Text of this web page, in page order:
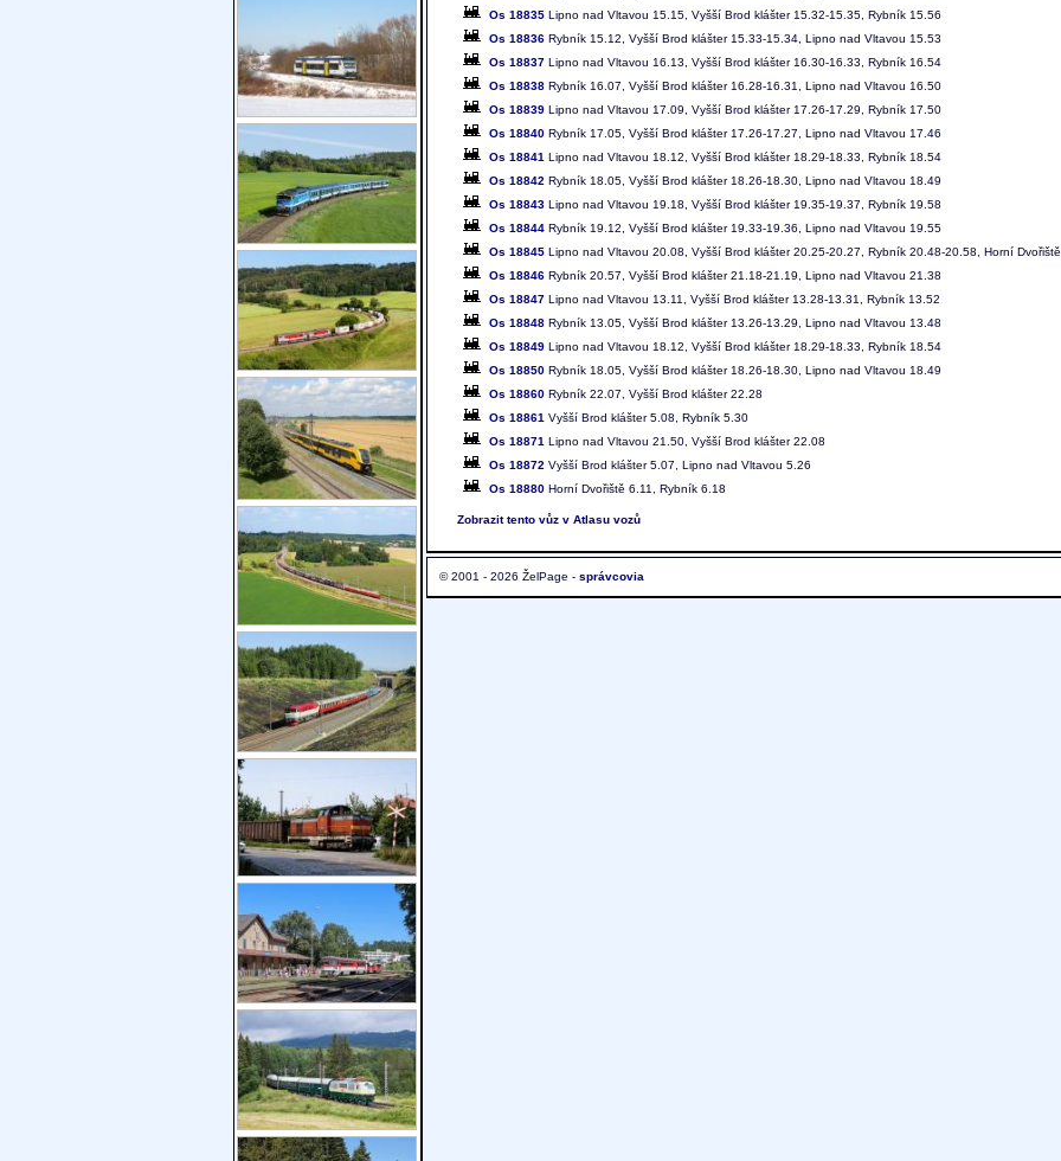
Os 18835 Lipno nad Vltavou 15.15, Vyšší Brod klášter 15.32-15.35, Rybník 15.56
Os 18836 Rybník 15.12, Vyšší Brod klášter 15.33-15.34, Lipno nad Vltavou 15.53
Os 18837 Lipno nad Vltavou 16.13, Vyšší Brod klášter 16.30-16.33, Rybník 16.54
Os 18838 Rybník 16.07, Vyšší Brod klášter 16.28-16.31, Lipno nad Vltavou 16.50
Os 18839 Lipno nad Vltavou 17.09, Vyšší Brod klášter 17.26-17.29, Rybník 17.50
Os 18840 Rybník 17.05, Vyšší Brod klášter 17.26-17.27, Lipno nad Vltavou 17.46
Os 18841 Lipno nad Vltavou 18.12, Vyšší Brod klášter 18.29-18.33, Rybník 18.54
Os 18842 Rybník 18.05, Vyšší Brod klášter 18.26-18.30, Lipno nad Vltavou 18.49
Os 18843 Lipno nad Vltavou 19.18, Vyšší Brod klášter 19.35-19.37, Rybník 19.58
Os 18844 Rybník 19.12, Vyšší Brod klášter 19.33-19.36, Lipno nad Vltavou 19.55
Os 18845 Lipno nad Vltavou 20.08, Vyšší Brod klášter 20.25-20.27, Rybník 20.48-20.58, Horní
Os 18846 Rybník 20.57, Vyšší Brod klášter 21.18-21.19, Lipno nad Vltavou 21.38
Os 18847 Lipno nad Vltavou 13.11, Vyšší Brod klášter 13.28-13.31, Rybník 13.52
Os 18848 Rybník 13.05, Vyšší Brod klášter 13.26-13.29, Lipno nad Vltavou 13.48
Os 18849 Lipno nad Vltavou 18.12, Vyšší Brod klášter 18.29-18.33, Rybník 18.54
Os 18850 Rybník 18.05, Vyšší Brod klášter 18.26-18.30, Lipno nad Vltavou 18.49
Os 18860 Rybník 22.07, Vyšší Brod klášter 22.28
Os 18861 Vyšší Brod klášter 5.08, Rybník 5.30
Os 18871 Lipno nad Vltavou 21.50, Vyšší Brod klášter 22.08
Os 18872 Vyšší Brod klášter 5.07, Lipno nad Vltavou 5.26
Os 18880 Horní Dvořiště 6.11, Rybník 6.18
Zobrazit tento vůz v Atlasu vozů
© 2001 - 2026 ŽelPage - správcovia